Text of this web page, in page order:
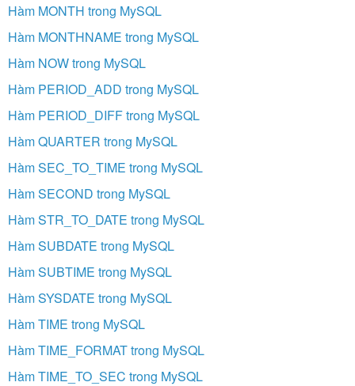
Hàm MONTH trong MySQL
Hàm MONTHNAME trong MySQL
Hàm NOW trong MySQL
Hàm PERIOD_ADD trong MySQL
Hàm PERIOD_DIFF trong MySQL
Hàm QUARTER trong MySQL
Hàm SEC_TO_TIME trong MySQL
Hàm SECOND trong MySQL
Hàm STR_TO_DATE trong MySQL
Hàm SUBDATE trong MySQL
Hàm SUBTIME trong MySQL
Hàm SYSDATE trong MySQL
Hàm TIME trong MySQL
Hàm TIME_FORMAT trong MySQL
Hàm TIME_TO_SEC trong MySQL